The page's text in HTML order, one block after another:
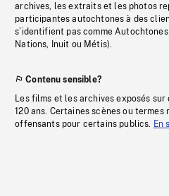
archives, les extraits et les photos
participantes autochtones à des
s’identifient pas comme
Nations, Inuit ou Métis).
Contenu sensible?
Les films et les archives exposés
120 ans. Certaines scènes ou
offensants pour certains publics. En